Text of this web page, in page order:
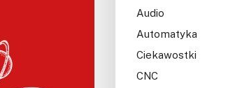
Kontakt
Newsletter
Audio
Automatyka
Ciekawostki
CNC